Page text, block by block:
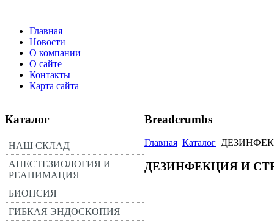
Главная
Новости
О компании
О сайте
Контакты
Карта сайта
Каталог
НАШ СКЛАД
АНЕСТЕЗИОЛОГИЯ И
РЕАНИМАЦИЯ
БИОПСИЯ
ГИБКАЯ ЭНДОСКОПИЯ
Breadcrumbs
Главная Каталог
ДЕЗИНФЕКЦИЯ И